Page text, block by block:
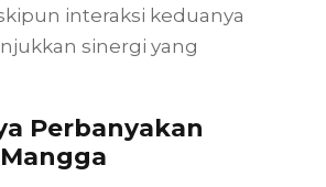
interaksi keduanya
sinergi yang
Perbanyakan